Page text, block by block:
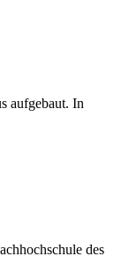
aufgebaut. In
des